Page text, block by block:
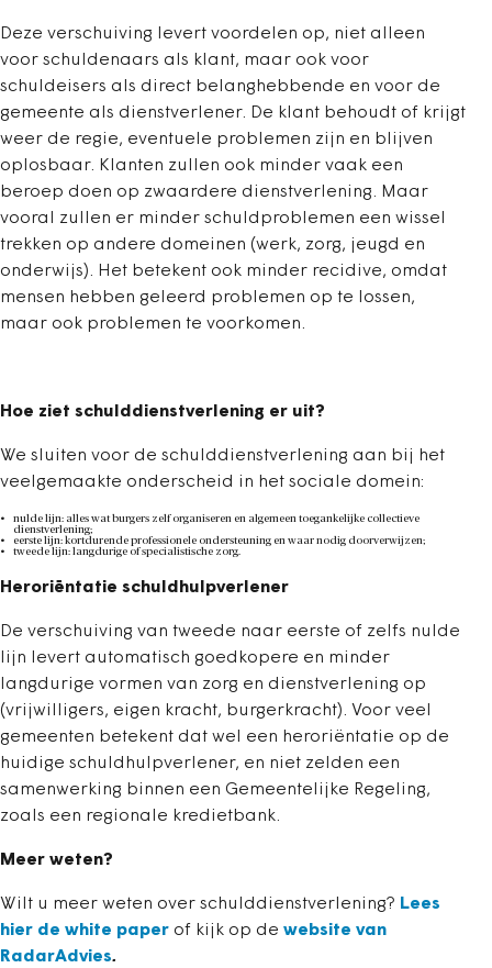
Deze verschuiving levert voordelen op, niet alleen
voor schuldenaars als klant, maar ook voor
schuldeisers als direct belanghebbende en voor de
gemeente als dienstverlener. De klant behoudt of krijgt
weer de regie, eventuele problemen zijn en blijven
oplosbaar. Klanten zullen ook minder vaak een
beroep doen op zwaardere dienstverlening. Maar
vooral zullen er minder schuldproblemen een wissel
trekken op andere domeinen (werk, zorg, jeugd en
onderwijs). Het betekent ook minder recidive, omdat
mensen hebben geleerd problemen op te lossen,
maar ook problemen te voorkomen.
Hoe ziet schulddienstverlening er uit?
We sluiten voor de schulddienstverlening aan bij het
veelgemaakte onderscheid in het sociale domein:
nulde lijn: alles wat burgers zelf organiseren en algemeen toegankelijke collectieve
dienstverlening;
eerste lijn: kortdurende professionele ondersteuning en waar nodig doorverwijzen;
tweede lijn: langdurige of specialistische zorg.
Heroriëntatie schuldhulpverlener
De verschuiving van tweede naar eerste of zelfs nulde
lijn levert automatisch goedkopere en minder
langdurige vormen van zorg en dienstverlening op
(vrijwilligers, eigen kracht, burgerkracht). Voor veel
gemeenten betekent dat wel een heroriëntatie op de
huidige schuldhulpverlener, en niet zelden een
samenwerking binnen een Gemeentelijke Regeling,
zoals een regionale kredietbank.
Meer weten?
Wilt u meer weten over schulddienstverlening? Lees
hier de white paper of kijk op de website van
RadarAdvies.